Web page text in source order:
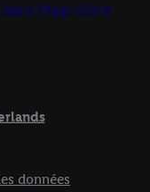
données